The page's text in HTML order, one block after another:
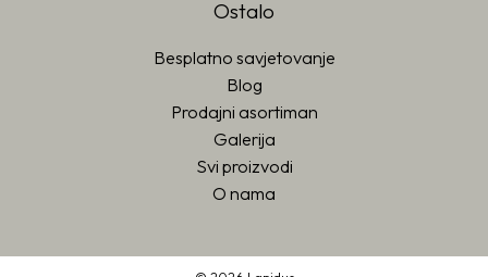
Ostalo
Besplatno savjetovanje
Blog
Prodajni asortiman
Galerija
Svi proizvodi
O nama